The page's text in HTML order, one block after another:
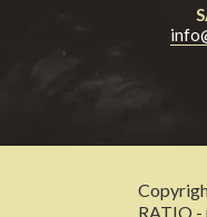
RATIO